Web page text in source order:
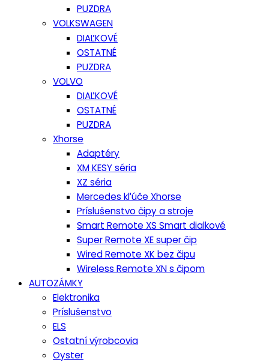
PUZDRA
VOLKSWAGEN
DIAĽKOVÉ
OSTATNÉ
PUZDRA
VOLVO
DIAĽKOVÉ
OSTATNÉ
PUZDRA
Xhorse
Adaptéry
XM KESY séria
XZ séria
Mercedes kľúče Xhorse
Príslušenstvo čipy a stroje
Smart Remote XS Smart dialkové
Super Remote XE super čip
Wired Remote XK bez čipu
Wireless Remote XN s čipom
AUTOZÁMKY
Elektronika
Príslušenstvo
ELS
Ostatní výrobcovia
Oyster